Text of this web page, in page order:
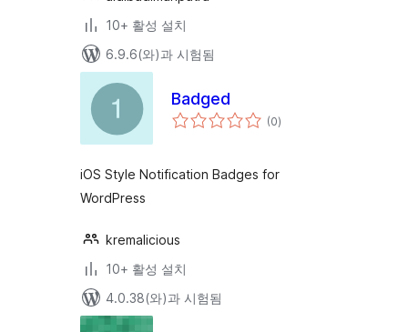
10+ 활성 설치
6.9.6(와)과 시험됨
Badged
(0전
체)
iOS Style Notification Badges for
WordPress
kremalicious
10+ 활성 설치
4.0.38(와)과 시험됨